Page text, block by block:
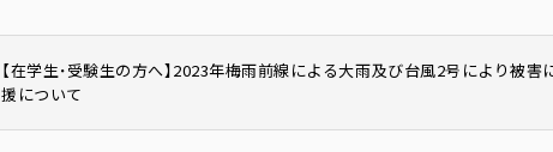
【在学生・受験生の方へ】2023年梅雨前線による大雨及び台風2号により被
援について